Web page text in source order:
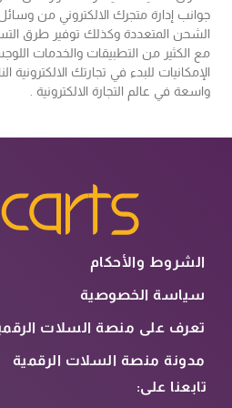
جوانب إدارة متجرك الالكتروني من
الشحن المتعددة وكذلك توفير طرق
مع الكثير من التطبيقات والخدمات
الإمكانيات للبدء في تجارتك الالكترونية
واسعة في عالم التجارة الالكترونية .
الشروط والأحكام
سياسة الخصوصية
تعرف على منصة السلات
مدونة منصة السلات الرقمية
تابعنا على: